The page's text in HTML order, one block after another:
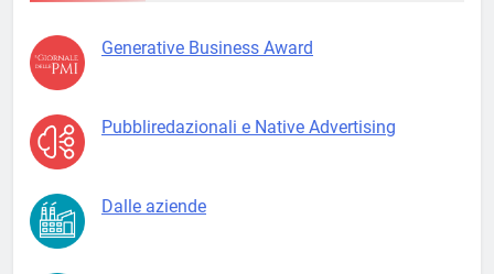
Generative Business Award
Pubbliredazionali e Native Advertising
Dalle aziende